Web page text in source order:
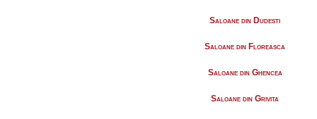
Saloane din Dudesti
Saloane din Floreasca
Saloane din Ghencea
Saloane din Grivita